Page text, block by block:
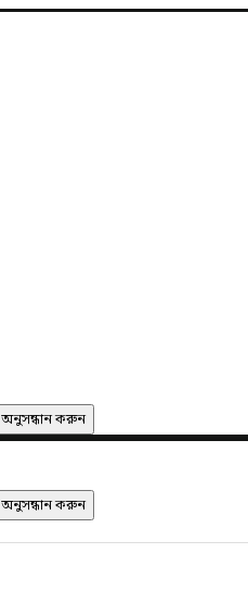
অনুসন্ধান করুন
অনুসন্ধান করুন